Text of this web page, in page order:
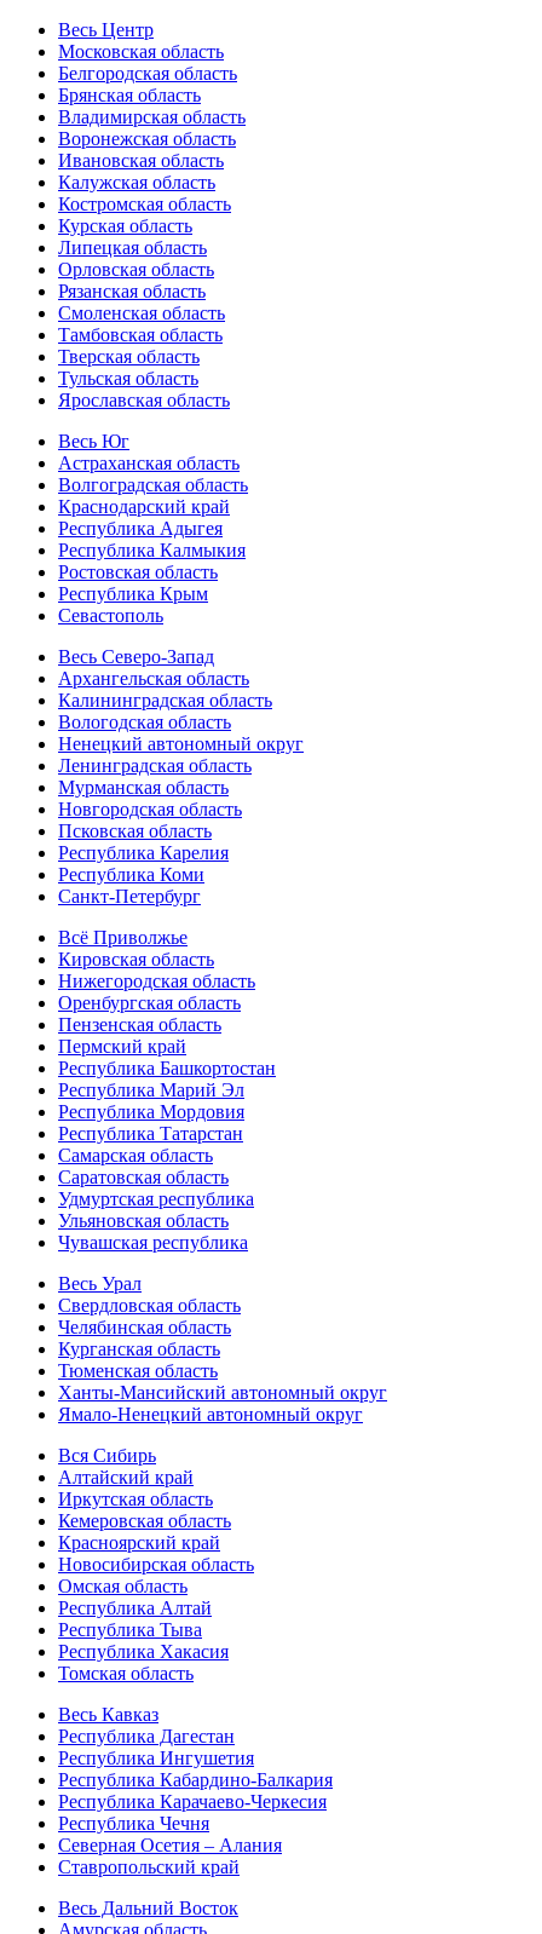
Весь Центр
Московская область
Белгородская область
Брянская область
Владимирская область
Воронежская область
Ивановская область
Калужская область
Костромская область
Курская область
Липецкая область
Орловская область
Рязанская область
Смоленская область
Тамбовская область
Тверская область
Тульская область
Ярославская область
Весь Юг
Астраханская область
Волгоградская область
Краснодарский край
Республика Адыгея
Республика Калмыкия
Ростовская область
Республика Крым
Севастополь
Весь Северо-Запад
Архангельская область
Калининградская область
Вологодская область
Ненецкий автономный округ
Ленинградская область
Мурманская область
Новгородская область
Псковская область
Республика Карелия
Республика Коми
Санкт-Петербург
Всё Приволжье
Кировская область
Нижегородская область
Оренбургская область
Пензенская область
Пермский край
Республика Башкортостан
Республика Марий Эл
Республика Мордовия
Республика Татарстан
Самарская область
Саратовская область
Удмуртская республика
Ульяновская область
Чувашская республика
Весь Урал
Свердловская область
Челябинская область
Курганская область
Тюменская область
Ханты-Мансийский автономный округ
Ямало-Ненецкий автономный округ
Вся Сибирь
Алтайский край
Иркутская область
Кемеровская область
Красноярский край
Новосибирская область
Омская область
Республика Алтай
Республика Тыва
Республика Хакасия
Томская область
Весь Кавказ
Республика Дагестан
Республика Ингушетия
Республика Кабардино-Балкария
Республика Карачаево-Черкесия
Республика Чечня
Северная Осетия – Алания
Ставропольский край
Весь Дальний Восток
Амурская область